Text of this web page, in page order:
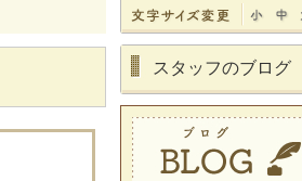
スタッフのブログ